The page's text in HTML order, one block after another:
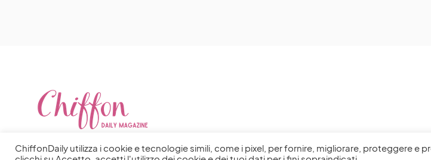
ChiffonDaily utilizza i cookie e tecnologie simili, come i pixel, per fornire, migliorare, proteggere e